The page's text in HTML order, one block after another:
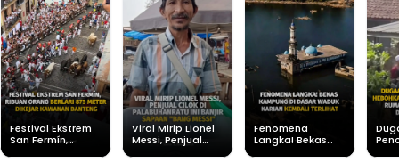
Festival Ekstrem
San Fermín,
Viral Mirip Lionel
Messi, Penjual
Fenomena
Langka! Bekas